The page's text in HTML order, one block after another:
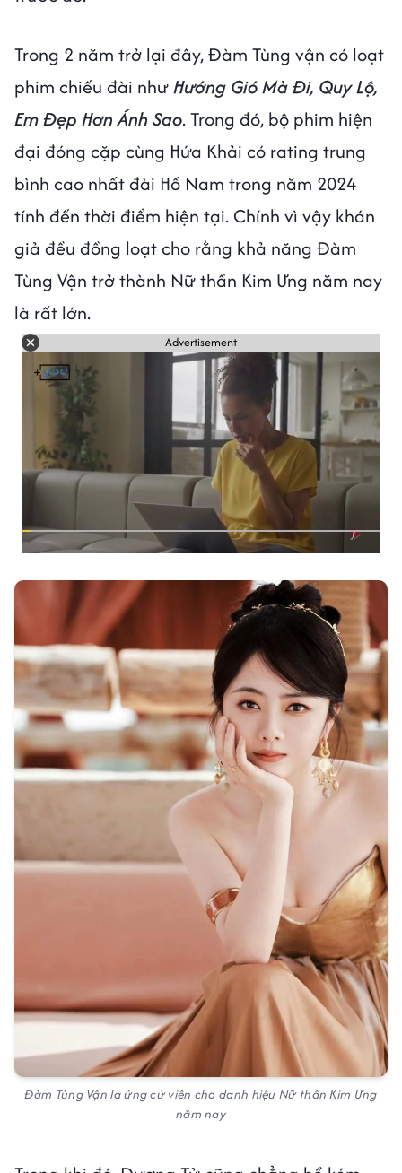
Trong 2 năm trở lại đây, Đàm Tùng vận có loạt
phim chiếu đài nhưHướng Gió Mà Đi, Quy Lộ,
Em Đẹp Hơn Ánh Sao. Trong đó, bộ phim hiện
đại đóng cặp cùng Hứa Khải có rating trung
bình cao nhất đài Hồ Nam trong năm 2024
tính đến thời điểm hiện tại. Chính vì vậy khán
giả đều đồng loạt cho rằng khả năng Đàm
Tùng Vận trở thành Nữ thần Kim Ưng năm nay
là rất lớn.
Advertisement
Đàm Tùng Vận là ứng cử viên cho danh hiệu Nữ thần Kim Ưng
năm nay